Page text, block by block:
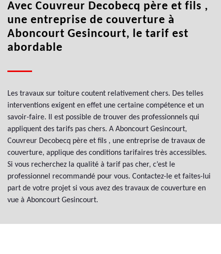
Avec Couvreur Decobecq père et fils ,
une entreprise de couverture à
Aboncourt Gesincourt, le tarif est
abordable
Les travaux sur toiture coutent relativement chers. Des telles
interventions exigent en effet une certaine compétence et un
savoir-faire. Il est possible de trouver des professionnels qui
appliquent des tarifs pas chers. A Aboncourt Gesincourt,
Couvreur Decobecq père et fils , une entreprise de travaux de
couverture, applique des conditions tarifaires très accessibles.
Si vous recherchez la qualité à tarif pas cher, c’est le
professionnel recommandé pour vous. Contactez-le et faites-lui
part de votre projet si vous avez des travaux de couverture en
vue à Aboncourt Gesincourt.